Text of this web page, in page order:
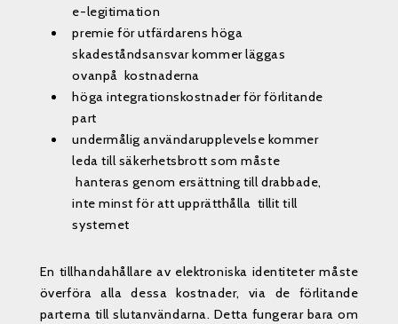
e-legitimation
premie för utfärdarens höga
skadeståndsansvar kommer läggas
ovanpå kostnaderna
höga integrationskostnader för förlitande
part
undermålig användarupplevelse kommer
leda till säkerhetsbrott som måste
hanteras genom ersättning till drabbade,
inte minst för att upprätthålla tillit till
systemet
En tillhandahållare av elektroniska identiteter måste
överföra alla dessa kostnader, via de förlitande
parterna till slutanvändarna. Detta fungerar bara om